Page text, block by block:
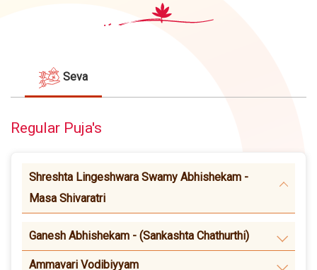
Seva
Regular Puja's
Shreshta Lingeshwara Swamy Abhishekam -
Masa Shivaratri
Ganesh Abhishekam - (Sankashta Chathurthi)
Ammavari Vodibiyyam